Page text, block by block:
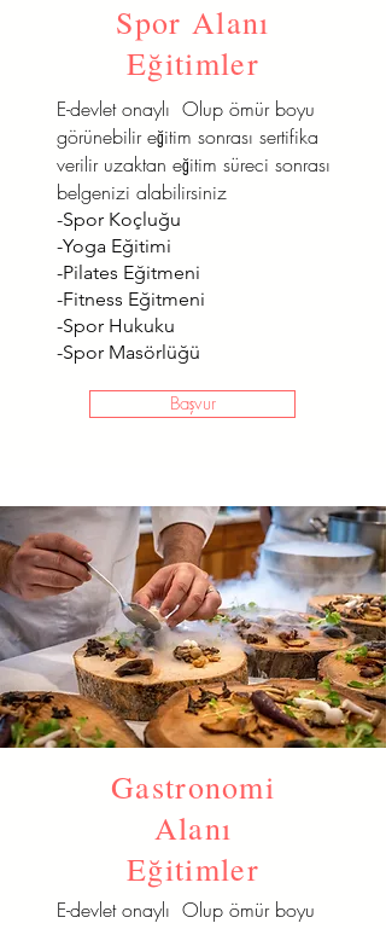
Spor Alanı
Eğitimler
E-devlet onaylı Olup ömür boyu
görünebilir eğitim sonrası sertifika
verilir uzaktan eğitim süreci sonrası
belgenizi alabilirsiniz
-Spor Koçluğu
-Yoga Eğitimi
-Pilates Eğitmeni
-Fitness Eğitmeni
-Spor Hukuku
-Spor Masörlüğü
Başvur
Gastronomi
Alanı
Eğitimler
E-devlet onaylı Olup ömür boyu